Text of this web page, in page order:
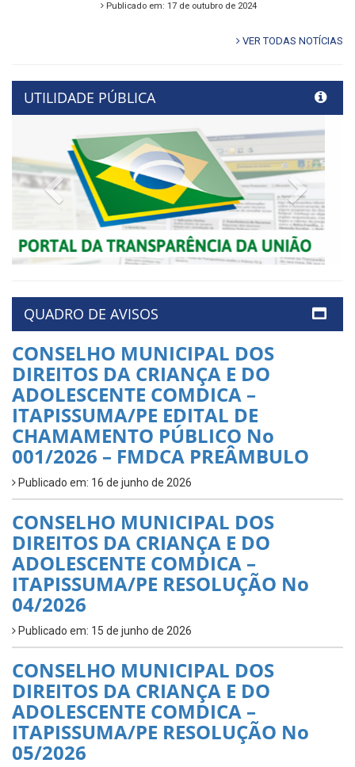
Publicado em: 17 de outubro de 2024
VER TODAS NOTÍCIAS
UTILIDADE PÚBLICA
Previous
QUADRO DE AVISOS
CONSELHO MUNICIPAL DOS
DIREITOS DA CRIANÇA E DO
ADOLESCENTE COMDICA –
ITAPISSUMA/PE EDITAL DE
CHAMAMENTO PÚBLICO No
001/2026 – FMDCA PREÂMBULO
Publicado em: 16 de junho de 2026
CONSELHO MUNICIPAL DOS
DIREITOS DA CRIANÇA E DO
ADOLESCENTE COMDICA –
ITAPISSUMA/PE RESOLUÇÃO No
04/2026
Publicado em: 15 de junho de 2026
CONSELHO MUNICIPAL DOS
DIREITOS DA CRIANÇA E DO
ADOLESCENTE COMDICA –
ITAPISSUMA/PE RESOLUÇÃO No
05/2026